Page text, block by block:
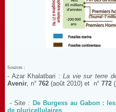
Sources :
- Azar Khalatbari :La vie sur terre
Avenir, n° 762 (août 2010) et n° 772
- Site : De Burgess au Gabon :
de pluricellulaires